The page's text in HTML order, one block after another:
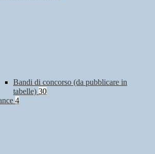
Bandi di concorso (da pubblicare in
tabelle) 30
4